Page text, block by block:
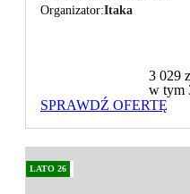
Organizator Itaka
3 029
w tym
SPRAWDŹ OFERTĘ
LATO 26